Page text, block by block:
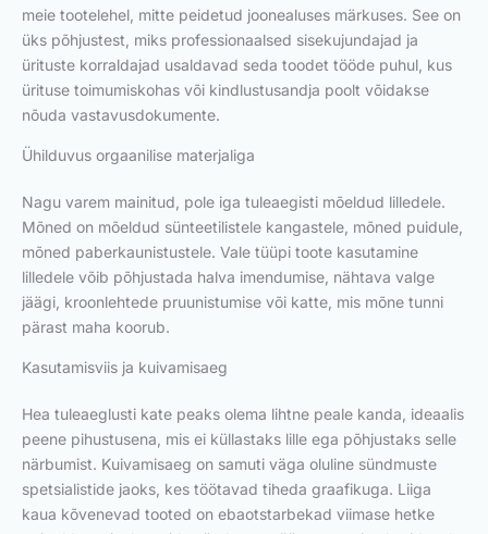
meie tootelehel, mitte peidetud joonealuses märkuses. See on
üks põhjustest, miks professionaalsed sisekujundajad ja
ürituste korraldajad usaldavad seda toodet tööde puhul, kus
ürituse toimumiskohas või kindlustusandja poolt võidakse
nõuda vastavusdokumente.
Ühilduvus orgaanilise materjaliga
Nagu varem mainitud, pole iga tuleaegisti mõeldud lilledele.
Mõned on mõeldud sünteetilistele kangastele, mõned puidule,
mõned paberkaunistustele. Vale tüüpi toote kasutamine
lilledele võib põhjustada halva imendumise, nähtava valge
jäägi, kroonlehtede pruunistumise või katte, mis mõne tunni
pärast maha koorub.
Kasutamisviis ja kuivamisaeg
Hea tuleaeglusti kate peaks olema lihtne peale kanda, ideaalis
peene pihustusena, mis ei küllastaks lille ega põhjustaks selle
närbumist. Kuivamisaeg on samuti väga oluline sündmuste
spetsialistide jaoks, kes töötavad tiheda graafikuga. Liiga
kaua kõvenevad tooted on ebaotstarbekad viimase hetke